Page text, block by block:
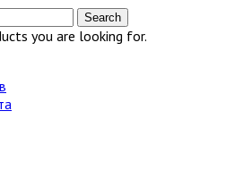
Search
you are looking for.